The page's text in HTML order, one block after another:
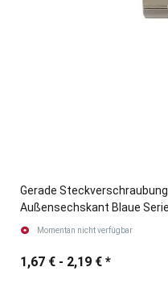
Gerade
Außensechskant Blaue
Momentan nicht verfügbar
1,67 € - 2,19 € *